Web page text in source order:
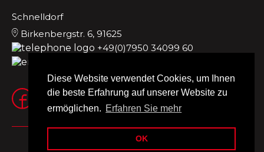
Diese Website verwendet Cookies, um Ihnen
die beste Erfahrung auf unserer Website zu
ermöglichen. Erfahren Sie mehr
OK
Schnelldorf
Birkenbergstr. 6, 91625
+49(0)7950 34099 60
Nutzungsbedingungen